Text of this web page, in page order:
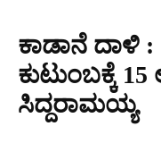
ಕಾಡಾನೆ ದಾಳಿ
ಕುಟುಂಬಕ್ಕೆ
ಸಿದ್ದರಾಮಯ್ಯ